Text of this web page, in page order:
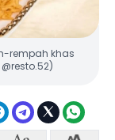
rempah khas